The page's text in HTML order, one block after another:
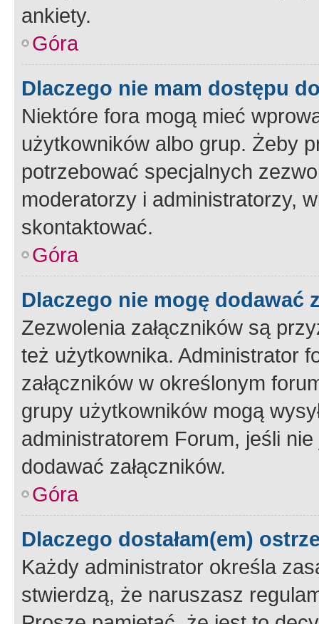
ankiety.
Góra
Dlaczego nie mam dostępu
Niektóre fora mogą mieć
użytkowników albo grup. Żeby
potrzebować specjalnych
moderatorzy i administratorzy,
skontaktować.
Góra
Dlaczego nie mogę dodawać
Zezwolenia załączników są
też użytkownika. Administrator
załączników w określonym
grupy użytkowników mogą
administratorem Forum, jeśli
dodawać załączników.
Góra
Dlaczego dostałam(em)
Każdy administrator określa
stwierdzą, że naruszasz